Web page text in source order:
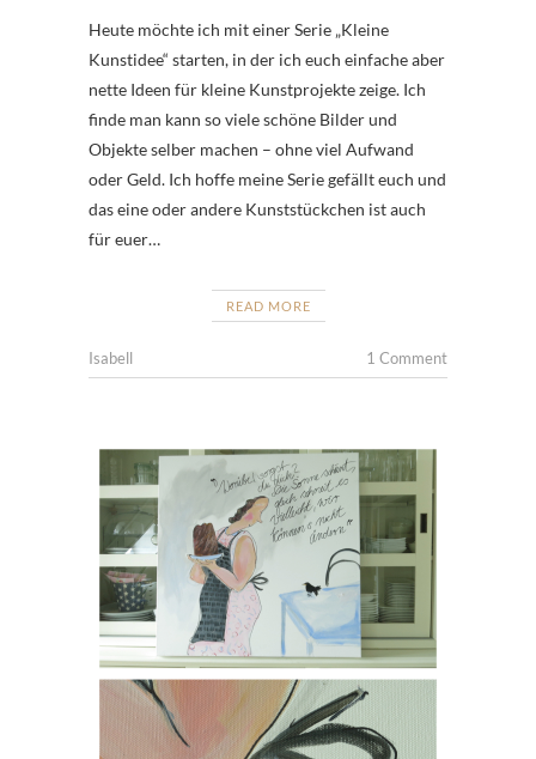
Heute möchte ich mit einer Serie „Kleine
Kunstidee“ starten, in der ich euch einfache aber
nette Ideen für kleine Kunstprojekte zeige. Ich
finde man kann so viele schöne Bilder und
Objekte selber machen – ohne viel Aufwand
oder Geld. Ich hoffe meine Serie gefällt euch und
das eine oder andere Kunststückchen ist auch
für euer…
READ MORE
Isabell 1 Comment